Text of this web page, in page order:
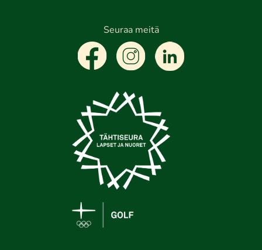
Seuraa meitä